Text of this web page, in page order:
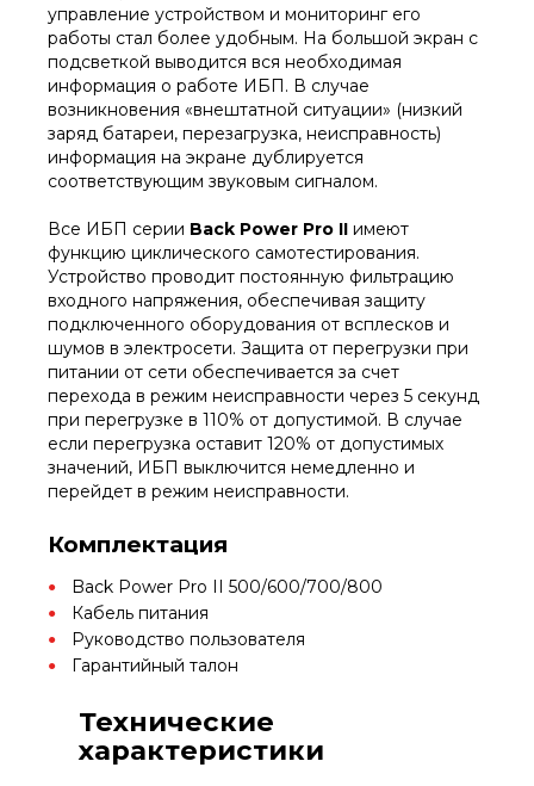
управление устройством и мониторинг его
работы стал более удобным. На большой экран с
подсветкой выводится вся необходимая
информация о работе ИБП. В случае
возникновения «внештатной ситуации» (низкий
заряд батареи, перезагрузка, неисправность)
информация на экране дублируется
соответствующим звуковым сигналом.
Все ИБП серии Back Power Pro II имеют
функцию циклического самотестирования.
Устройство проводит постоянную фильтрацию
входного напряжения, обеспечивая защиту
подключенного оборудования от всплесков и
шумов в электросети. Защита от перегрузки при
питании от сети обеспечивается за счет
перехода в режим неисправности через 5 секунд
при перегрузке в 110% от допустимой. В случае
если перегрузка оставит 120% от допустимых
значений, ИБП выключится немедленно и
перейдет в режим неисправности.
Комплектация
Back Power Pro II 500/600/700/800
Кабель питания
Руководство пользователя
Гарантийный талон
Технические
характеристики